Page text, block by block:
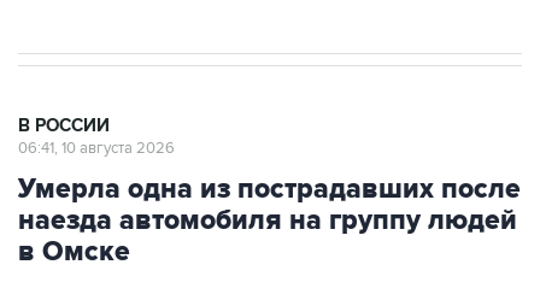
Умерла одна из пострадавших после
наезда автомобиля на группу людей
в Омске
Москва. 10 августа. INTERFAX.RU - Одна из